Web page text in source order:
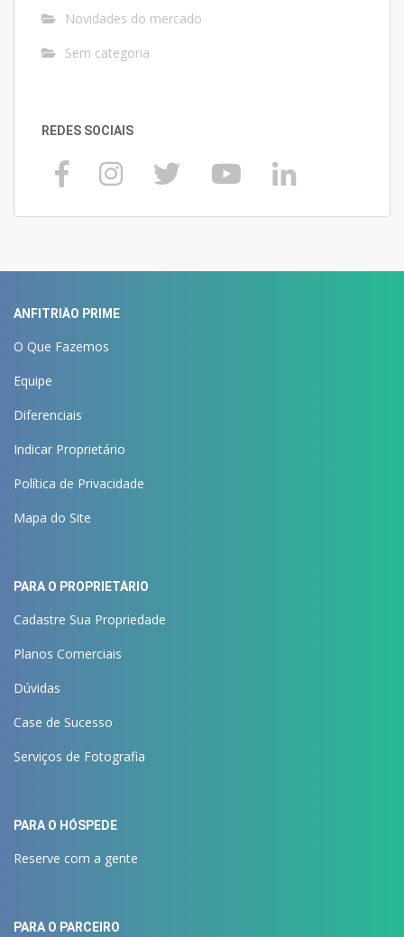
Novidades do mercado
Sem categoria
REDES SOCIAIS
ANFITRIÃO PRIME
O Que Fazemos
Equipe
Diferenciais
Indicar Proprietário
Política de Privacidade
Mapa do Site
PARA O PROPRIETÁRIO
Cadastre Sua Propriedade
Planos Comerciais
Dúvidas
Case de Sucesso
Serviços de Fotografia
PARA O HÓSPEDE
Reserve com a gente
PARA O PARCEIRO